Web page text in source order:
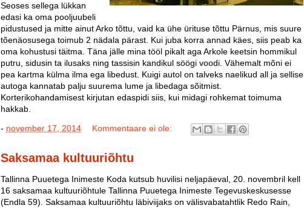
Seoses sellega lükkan
edasi ka oma pooljuubeli
pidustused ja mitte ainut Arko tõttu, vaid ka ühe ürituse tõttu Pärnus, mis suure
tõenäosusega toimub 2 nädala pärast. Kui juba korra annad käes, siis peab ka
oma kohustusi täitma. Täna jälle mina tööl pikalt aga Arkole keetsin hommikul
putru, sidusin ta ilusaks ning tassisin kandikul söögi voodi. Vähemalt mõni ei
pea kartma külma ilma ega libedust. Kuigi autol on talveks naelikud all ja sellise
autoga kannatab palju suurema lume ja libedaga sõitmist.
Korterikohandamisest kirjutan edaspidi siis, kui midagi rohkemat toimuma
hakkab.
- november 17, 2014 Kommentaare ei ole:
Saksamaa kultuuriõhtu
Tallinna Puuetega Inimeste Koda kutsub huvilisi neljapäeval, 20. novembril kell
16 saksamaa kultuuriõhtule Tallinna Puuetega Inimeste Tegevuskeskusesse
(Endla 59). Saksamaa kultuuriõhtu läbiviijaks on välisvabatahtlik Redo Rain,